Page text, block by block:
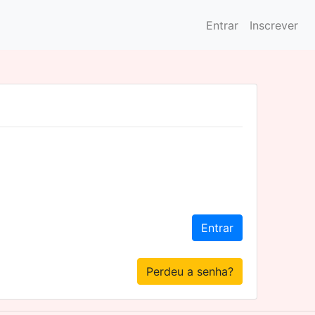
Entrar Inscrever
Entrar
Perdeu a senha?